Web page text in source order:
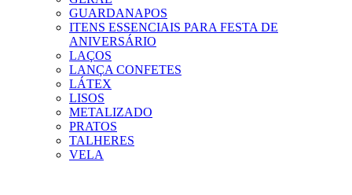
GUARDANAPOS
ITENS ESSENCIAIS PARA FESTA DE
ANIVERSÁRIO
LAÇOS
LANÇA CONFETES
LÁTEX
LISOS
METALIZADO
PRATOS
TALHERES
VELA